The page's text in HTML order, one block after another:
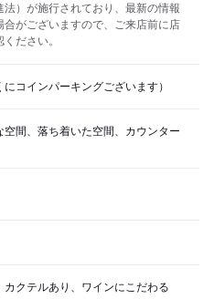
法）が施行されており、最新の情報
合がございますので、ご来店前に店
ださい。
コインパーキングございます）
空間、落ち着いた空間、カウンター
カクテルあり、ワインにこだわる